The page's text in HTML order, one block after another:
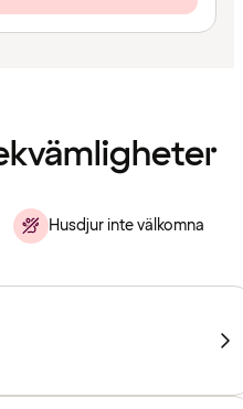
Husdjur inte välkomna